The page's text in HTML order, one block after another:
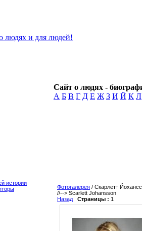
Сайт о людях -
А Б В Г Д Е Ж З И Й К Л
истории
Фотогалерея / Скарлетт
//--> Scarlett Johansson
Назад
Страницы : 1